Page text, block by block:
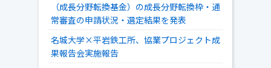
（成長分野転換基金）の成長分野転換枠・通
常審査の申請状況・選定結果を発表
名城大学×平岩鉄工所、協業プロジェクト成
果報告会実施報告